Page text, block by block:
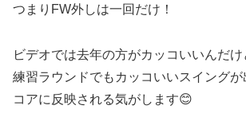
つまりFW外しは一回だけ！
ビデオでは去年の方がカッコいいんだ
練習ラウンドでもカッコいいスイング
コアに反映される気がします😊